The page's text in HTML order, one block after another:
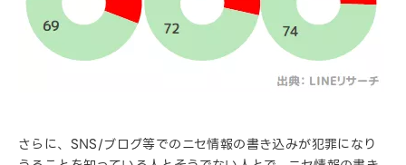
さらに、SNS/ブログ等でのニセ情報の書き込みが犯罪になり